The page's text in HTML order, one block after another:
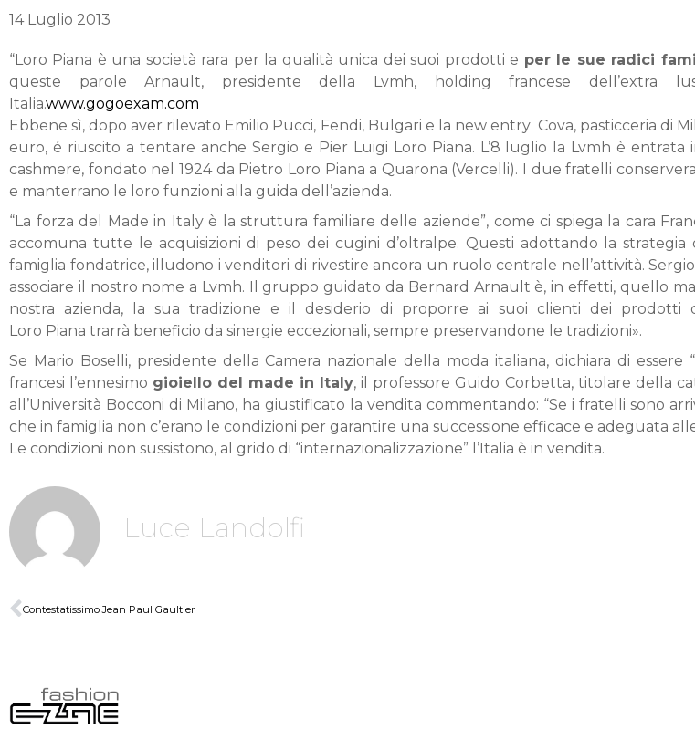
14 Luglio 2013
“Loro Piana è una società rara per la qualità unica dei suoi prodotti e per le sue radici
queste parole Arnault, presidente della Lvmh, holding francese dell’extra
Italia.www.gogoexam.com
Ebbene sì, dopo aver rilevato Emilio Pucci, Fendi, Bulgari e la new entry Cova, pasticceria di
euro, é riuscito a tentare anche Sergio e Pier Luigi Loro Piana. L’8 luglio la Lvmh è entrata
cashmere, fondato nel 1924 da Pietro Loro Piana a Quarona (Vercelli). I due fratelli
e manterrano le loro funzioni alla guida dell’azienda.
“La forza del Made in Italy è la struttura familiare delle aziende”, come ci spiega la cara
accomuna tutte le acquisizioni di peso dei cugini d’oltralpe. Questi adottando la
famiglia fondatrice, illudono i venditori di rivestire ancora un ruolo centrale nell’attività.
associare il nostro nome a Lvmh. Il gruppo guidato da Bernard Arnault è, in effetti, quello
nostra azienda, la sua tradizione e il desiderio di proporre ai suoi clienti dei prodotti
Loro Piana trarrà beneficio da sinergie eccezionali, sempre preservandone le tradizioni».
Se Mario Boselli, presidente della Camera nazionale della moda italiana, dichiara di
francesi l’ennesimo gioiello del made in Italy, il professore Guido Corbetta, titolare della
all’Università Bocconi di Milano, ha giustificato la vendita commentando: “Se i fratelli sono
che in famiglia non c’erano le condizioni per garantire una successione efficace e adeguata
Le condizioni non sussistono, al grido di “internazionalizzazione” l’Italia è in vendita.
Luce Landolfi
Contestatissimo Jean Paul Gaultier